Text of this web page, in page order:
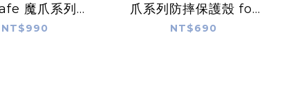
魔爪系列防
殼 for iPhone
NT$990
爪系列防摔保護殼 for
iPhone 14
NT$690